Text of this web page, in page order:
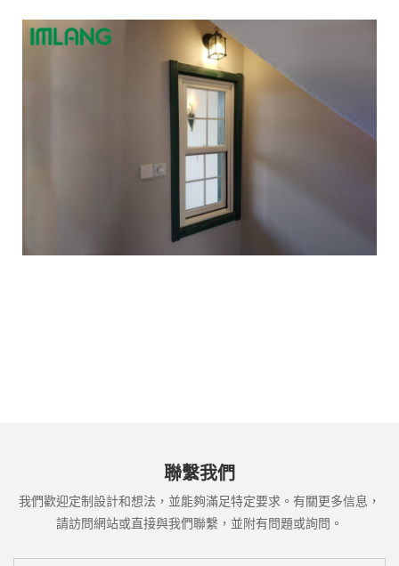
聯繫我們
我們歡迎定制設計和想法，並能夠滿足特定要求。有關更多信息，
請訪問網站或直接與我們聯繫，並附有問題或詢問。